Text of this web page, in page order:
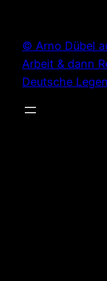
springen
© Arno Dübel
Arbeit & dann
Deutsche